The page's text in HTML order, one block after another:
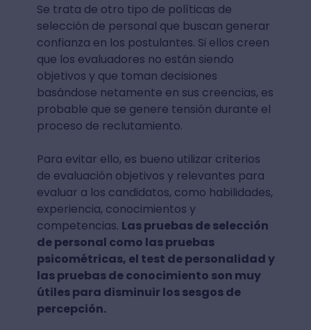
Se trata de otro tipo de políticas de
selección de personal que buscan generar
confianza en los postulantes. Si ellos creen
que los evaluadores no están siendo
objetivos y que toman decisiones
basándose netamente en sus creencias, es
probable que se genere tensión durante el
proceso de reclutamiento.
Para evitar ello, es bueno utilizar criterios
de evaluación objetivos y relevantes para
evaluar a los candidatos, como habilidades,
experiencia, conocimientos y
competencias. Las pruebas de selección
de personal como las pruebas
psicométricas, el test de personalidad y
las pruebas de conocimiento son muy
útiles para disminuir los sesgos de
percepción.